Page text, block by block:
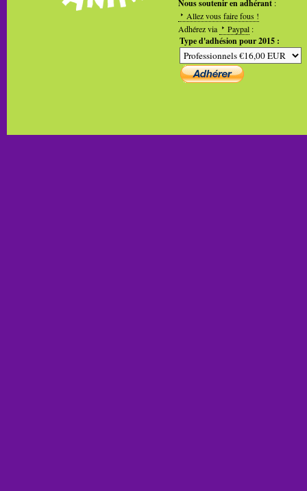
Nous soutenir en adhérant :
Allez vous faire fous !
Adhérez via
Paypal :
Type d'adhésion pour 2015 :